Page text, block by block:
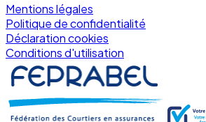
Mentions légales
Politique de confidentialité
Déclaration cookies
Conditions d'utilisation